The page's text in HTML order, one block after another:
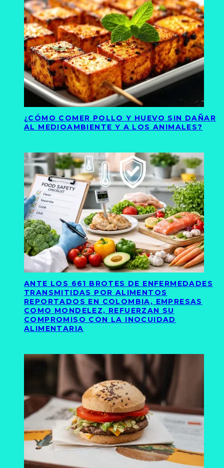
¿CÓMO COMER POLLO Y HUEVO SIN DAÑAR
AL MEDIOAMBIENTE Y A LOS ANIMALES?
ANTE LOS 661 BROTES DE ENFERMEDADES
TRANSMITIDAS POR ALIMENTOS
REPORTADOS EN COLOMBIA, EMPRESAS
COMO MONDELEZ, REFUERZAN SU
COMPROMISO CON LA INOCUIDAD
ALIMENTARIA